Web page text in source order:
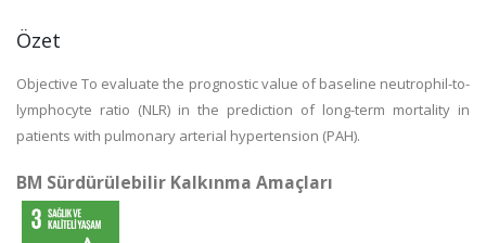
Özet
Objective To evaluate the prognostic value of baseline neutrophil-to-
lymphocyte ratio (NLR) in the prediction of long-term mortality in
patients with pulmonary arterial hypertension (PAH).
BM Sürdürülebilir Kalkınma Amaçları